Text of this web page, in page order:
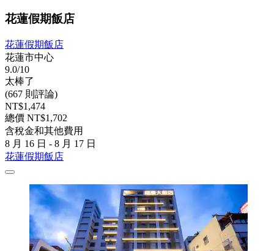
花蓮假期飯店
花蓮假期飯店
花蓮市中心
9.0/10
太棒了
(667 則評論)
NT$1,474
總價 NT$1,702
含稅金和其他費用
8 月 16 日 - 8 月 17 日
花蓮假期飯店